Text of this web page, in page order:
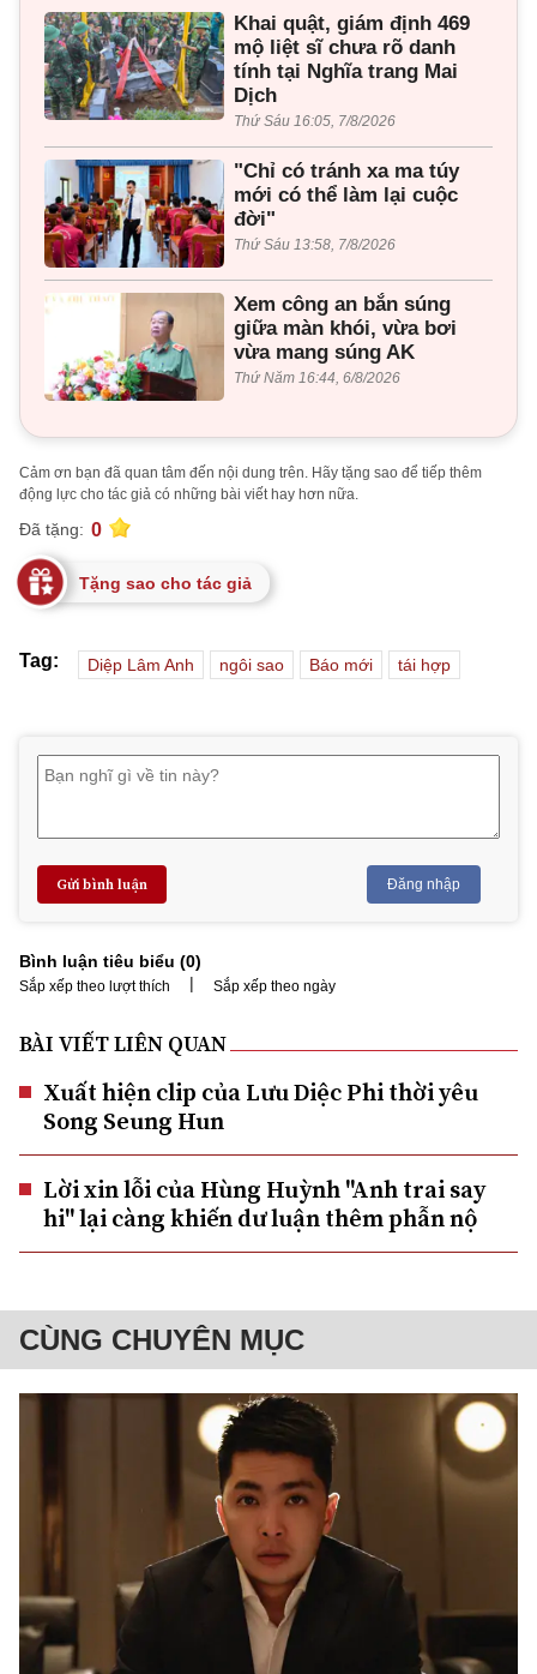
Khai quật, giám định 469
mộ liệt sĩ chưa rõ danh
tính tại Nghĩa trang Mai
Dịch
Thứ Sáu 16:05, 7/8/2026
"Chỉ có tránh xa ma túy
mới có thể làm lại cuộc
đời"
Thứ Sáu 13:58, 7/8/2026
Xem công an bắn súng
giữa màn khói, vừa bơi
vừa mang súng AK
Thứ Năm 16:44, 6/8/2026
Cảm ơn bạn đã quan tâm đến nội dung trên. Hãy tặng sao để tiếp thêm
động lực cho tác giả có những bài viết hay hơn nữa.
Đã tặng: 0
Tặng sao cho tác giả
Tag: Diệp Lâm Anh ngôi sao Báo mới tái hợp
Gửi bình luận Đăng nhập
Bình luận tiêu biểu (0)
Sắp xếp theo lượt thích | Sắp xếp theo ngày
BÀI VIẾT LIÊN QUAN
Xuất hiện clip của Lưu Diệc Phi thời yêu
Song Seung Hun
Lời xin lỗi của Hùng Huỳnh "Anh trai say
hi" lại càng khiến dư luận thêm phẫn nộ
CÙNG CHUYÊN MỤC